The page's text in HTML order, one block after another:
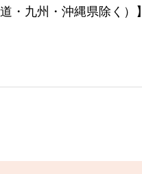
・九州・沖縄県除く）】